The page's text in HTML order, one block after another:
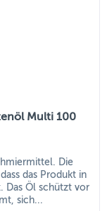
Multi 100
Die
das Produkt in
Das Öl schützt vor
sich...